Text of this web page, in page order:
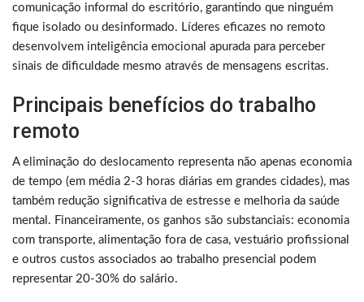
comunicação informal do escritório, garantindo que ninguém
fique isolado ou desinformado. Líderes eficazes no remoto
desenvolvem inteligência emocional apurada para perceber
sinais de dificuldade mesmo através de mensagens escritas.
Principais benefícios do trabalho
remoto
A eliminação do deslocamento representa não apenas economia
de tempo (em média 2-3 horas diárias em grandes cidades), mas
também redução significativa de estresse e melhoria da saúde
mental. Financeiramente, os ganhos são substanciais: economia
com transporte, alimentação fora de casa, vestuário profissional
e outros custos associados ao trabalho presencial podem
representar 20-30% do salário.